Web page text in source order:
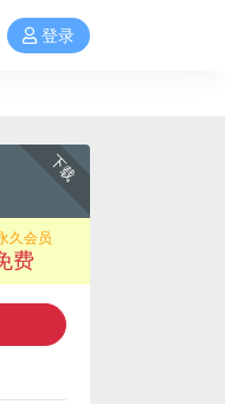
登录
下载
久会员
费